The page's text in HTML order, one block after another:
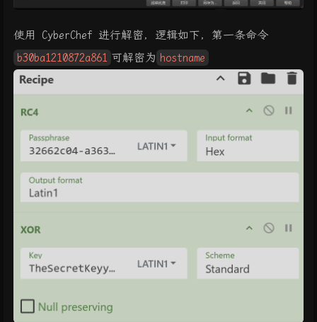
使用 CyberChef 进行解密，逻辑如下，第一条命令
b30ba1210872a861 可解密为 hostname